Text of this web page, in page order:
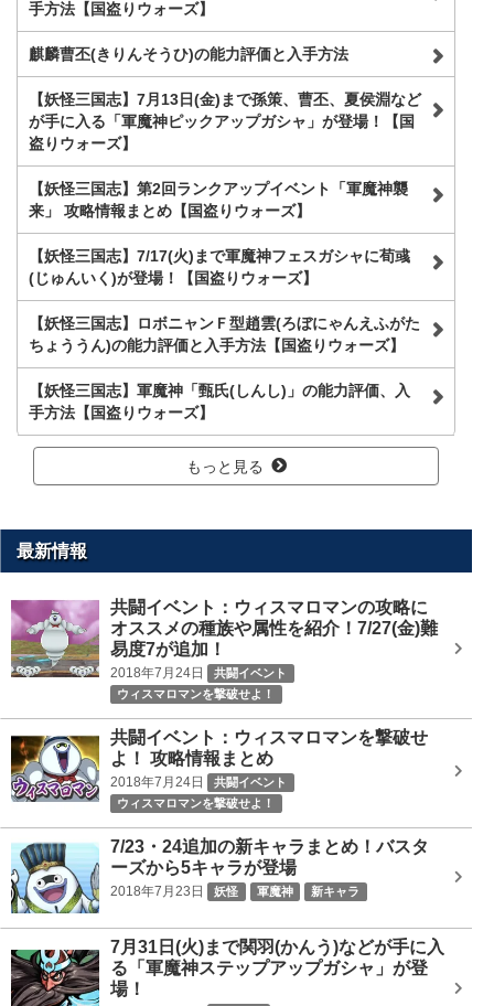
手方法【国盗りウォーズ】
麒麟曹丕(きりんそうひ)の能力評価と入手方法
【妖怪三国志】7月13日(金)まで孫策、曹丕、夏侯淵など
が手に入る「軍魔神ピックアップガシャ」が登場！【国
盗りウォーズ】
【妖怪三国志】第2回ランクアップイベント「軍魔神襲
来」 攻略情報まとめ【国盗りウォーズ】
【妖怪三国志】7/17(火)まで軍魔神フェスガシャに荀彧
(じゅんいく)が登場！【国盗りウォーズ】
【妖怪三国志】ロボニャンＦ型趙雲(ろぼにゃんえふがた
ちょううん)の能力評価と入手方法【国盗りウォーズ】
【妖怪三国志】軍魔神「甄氏(しんし)」の能力評価、入
手方法【国盗りウォーズ】
もっと見る
最新情報
共闘イベント：ウィスマロマンの攻略に
オススメの種族や属性を紹介！7/27(金)難
易度7が追加！
2018年7月24日
共闘イベント
ウィスマロマンを撃破せよ！
共闘イベント：ウィスマロマンを撃破せ
よ！ 攻略情報まとめ
2018年7月24日
共闘イベント
ウィスマロマンを撃破せよ！
7/23・24追加の新キャラまとめ！バスタ
ーズから5キャラが登場
2018年7月23日 妖怪 軍魔神 新キャラ
7月31日(火)まで関羽(かんう)などが手に入
る「軍魔神ステップアップガシャ」が登
場！